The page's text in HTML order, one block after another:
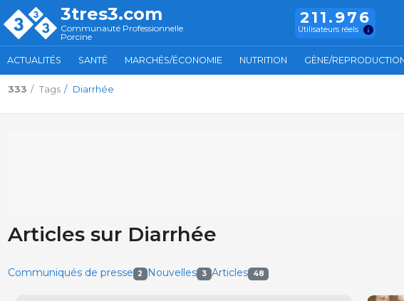
3tres3.com
Communauté Professionnelle
Porcine
211.976
Utilisateurs réels
ACTUALITÉS SANTÉ MARCHÉS/ÉCONOMIE NUTRITION GÈNE/
333 Tags Diarrhée
Articles sur Diarrhée
Communiqués de presse 2 Nouvelles 3 Articles 48